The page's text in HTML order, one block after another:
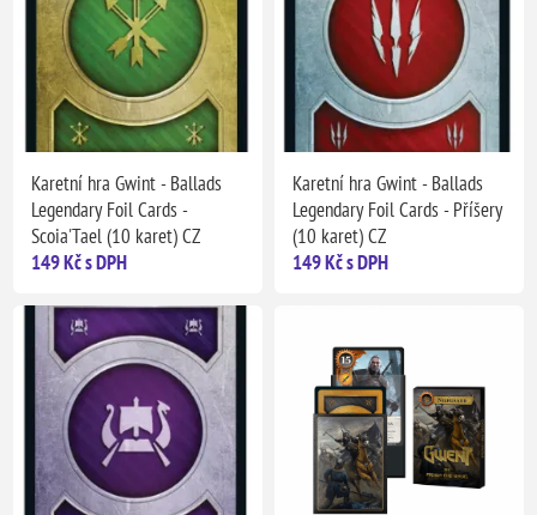
Karetní hra Gwint - Ballads
Legendary Foil Cards -
Scoia'Tael (10 karet) CZ
149 Kč s DPH
Karetní hra Gwint - Ballads
Legendary Foil Cards - Příšery
(10 karet) CZ
149 Kč s DPH